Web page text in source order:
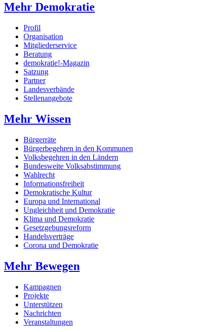
Mehr Demokratie
Profil
Organisation
Mitgliederservice
Beratung
demokratie!-Magazin
Satzung
Partner
Landesverbände
Stellenangebote
Mehr Wissen
Bürgerräte
Bürgerbegehren in den Kommunen
Volksbegehren in den Ländern
Bundesweite Volksabstimmung
Wahlrecht
Informationsfreiheit
Demokratische Kultur
Europa und International
Ungleichheit und Demokratie
Klima und Demokratie
Gesetzgebungsreform
Handelsverträge
Corona und Demokratie
Mehr Bewegen
Kampagnen
Projekte
Unterstützen
Nachrichten
Veranstaltungen